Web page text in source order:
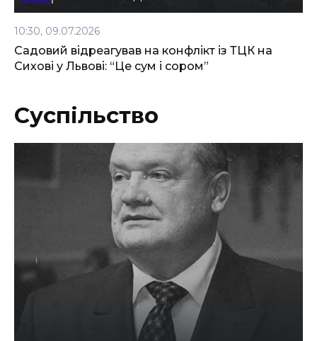
10:30, 09.07.2026
Садовий відреагував на конфлікт із ТЦК на
Сихові у Львові: “Це сум і сором”
Суспільство